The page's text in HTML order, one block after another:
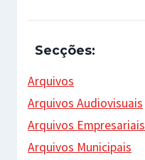
Secções:
Arquivos
Arquivos Audiovisuais
Arquivos Empresariais
Arquivos Municipais